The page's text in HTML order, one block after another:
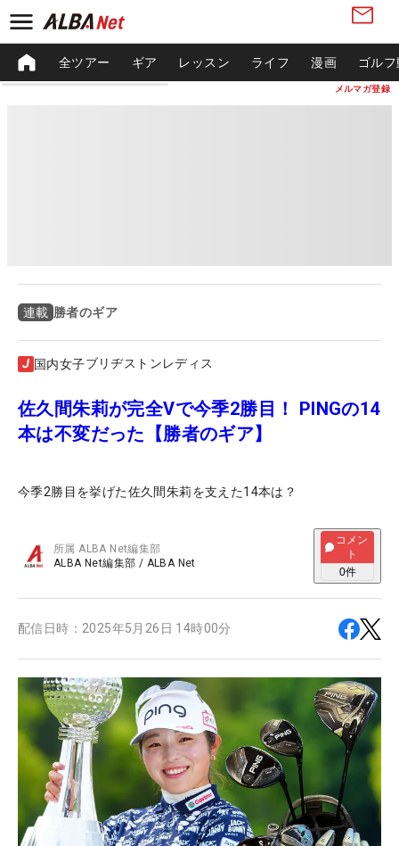
メルマガ登録
全ツアー ギア レッスン ライフ 漫画 ゴル
連載 勝者のギア
国内女子ブリヂストンレディス
佐久間朱莉が完全Vで今季2勝目！ PINGの14
本は不変だった【勝者のギア】
今季2勝目を挙げた佐久間朱莉を支えた14本は？
所属ALBA Net編集部
ALBA Net編集部 / ALBA Net
コメン
ト
0件
配信日時： 2025年5月26日 14時00分